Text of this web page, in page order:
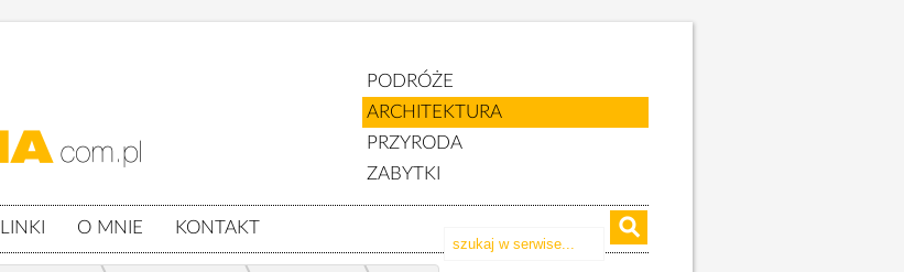
PODRÓŻE
ARCHITEKTURA
PRZYRODA
ZABYTKI
LINKI O MNIE KONTAKT